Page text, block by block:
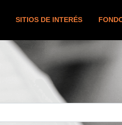
SITIOS DE INTERÉS